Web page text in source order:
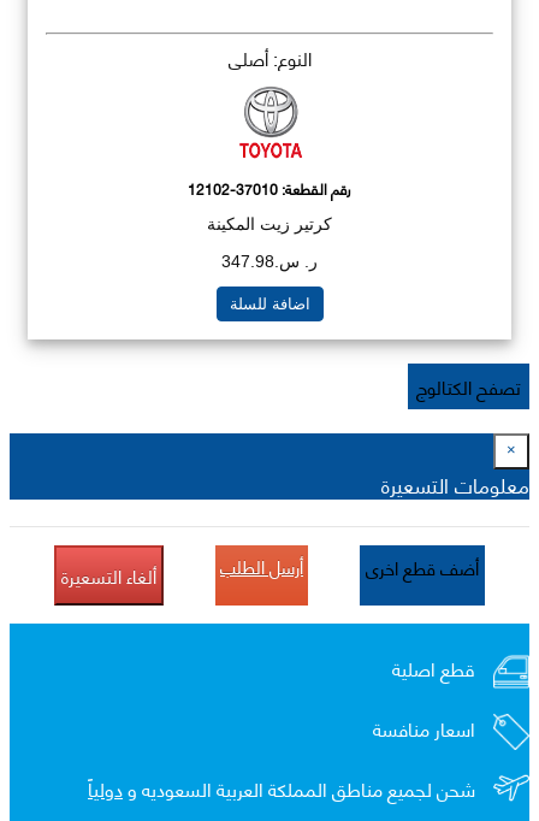
النوع: أصلي
رقم القطعة:12102-37010
كرتير زيت المكينة
ر. س.347.98
اضافة للسلة
تصفح الكتالوج
×
معلومات التسعيرة
أضف قطع اخرى أرسل الطلب ألغاء التسعيرة
قطع اصلية
اسعار منافسة
شحن لجميع مناطق المملكة العربية السعوديه ودولياً